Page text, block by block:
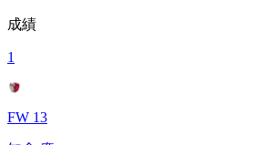
成績
1
FW 13